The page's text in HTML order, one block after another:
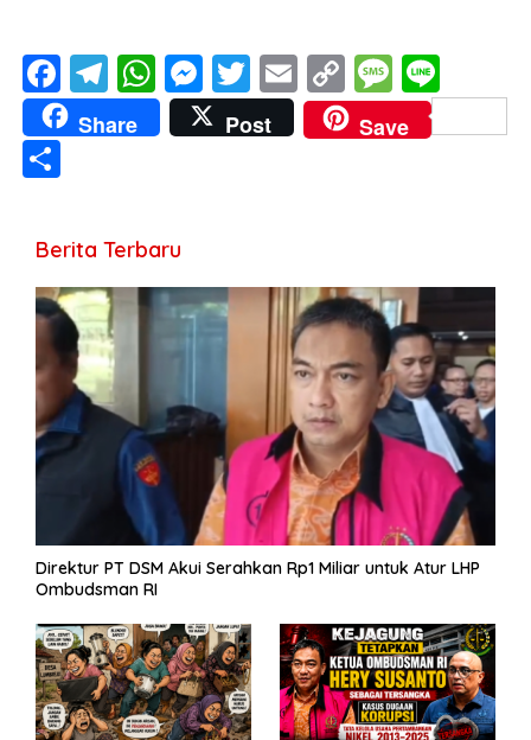
F
ac
e
o
k
T
el
e
m
W
h
at
p
p
M
e
ss
er
T
w
itt
E
m
ai
C
o
p
k
M
e
ss
n
e
Share Post Save
ar
e
Berita Terbaru
Direktur PT DSM Akui Serahkan Rp1 Miliar untuk Atur LHP
Ombudsman RI